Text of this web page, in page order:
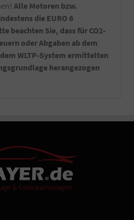
Alle Motoren bzw.
die EURO 6
beachten Sie, dass für CO2-
oder Abgaben ab dem
WLTP-System ermittelten
herangezogen